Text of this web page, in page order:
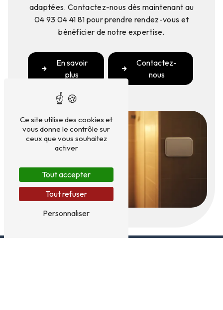
adaptées. Contactez-nous dès maintenant au
04 93 04 41 81 pour prendre rendez-vous et
bénéficier de notre expertise.
En savoir
plus
Contactez-
nous
Ce site utilise des cookies et
vous donne le contrôle sur
ceux que vous souhaitez
activer
Tout accepter
Tout refuser
Personnaliser